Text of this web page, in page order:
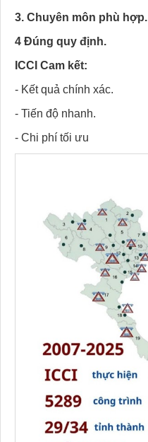
3. Chuyên môn phù hợp.
4 Đúng quy định.
ICCI Cam kết:
- Kết quả chính xác.
- Tiến độ nhanh.
- Chi phí tối ưu